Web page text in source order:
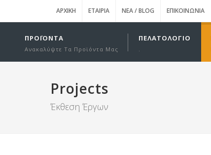
ΑΡΧΙΚΉ ΕΤΑΙΡΊΑ ΝΈΑ / BLOG ΕΠΙΚΟΙΝΩΝΊΑ
ΠΡΟΪΌΝΤΑ
Ανακαλύψτε Τα Προϊόντα Μας
ΠΕΛΑΤΟΛΌΓΙΟ
.
Projects
Έκθεση Έργων